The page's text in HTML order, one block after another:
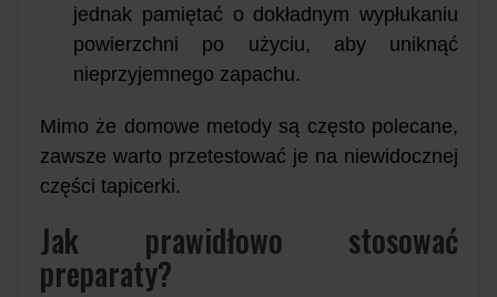
jednak pamiętać o dokładnym wypłukaniu
powierzchni po użyciu, aby uniknąć
nieprzyjemnego zapachu.
Mimo że domowe metody są często polecane,
zawsze warto przetestować je na niewidocznej
części tapicerki.
Jak prawidłowo stosować
preparaty?